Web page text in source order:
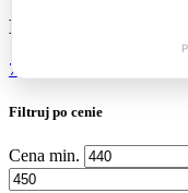
Dodatki
7 products
Filtruj po cenie
Cena min.